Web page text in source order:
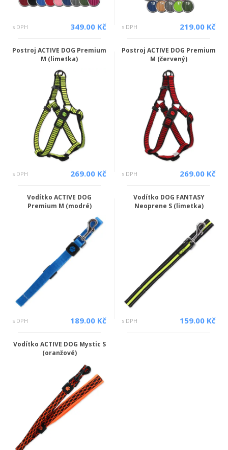
s DPH 349.00 Kč s DPH 219.00 Kč
Postroj ACTIVE DOG Premium
M (limetka)
s DPH 269.00 Kč
Postroj ACTIVE DOG Premium
M (červený)
s DPH 269.00 Kč
Vodítko ACTIVE DOG
Premium M (modré)
s DPH 189.00 Kč
Vodítko DOG FANTASY
Neoprene S (limetka)
s DPH 159.00 Kč
Vodítko ACTIVE DOG Mystic S
(oranžové)